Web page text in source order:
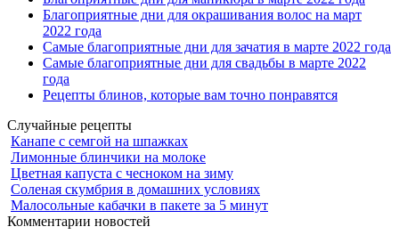
Благоприятные дни для окрашивания волос на март
2022 года
Самые благоприятные дни для зачатия в марте 2022 года
Самые благоприятные дни для свадьбы в марте 2022
года
Рецепты блинов, которые вам точно понравятся
Случайные рецепты
Канапе с семгой на шпажках
Лимонные блинчики на молоке
Цветная капуста с чесноком на зиму
Соленая скумбрия в домашних условиях
Малосольные кабачки в пакете за 5 минут
Комментарии новостей